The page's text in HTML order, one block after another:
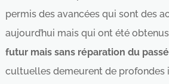
permis des avancées qui sont des
aujourd’hui mais qui ont été obtenus
futur mais sans réparation du
cultuelles demeurent de profondes